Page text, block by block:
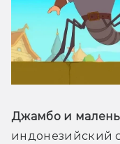
Джамбо и
индонезийский